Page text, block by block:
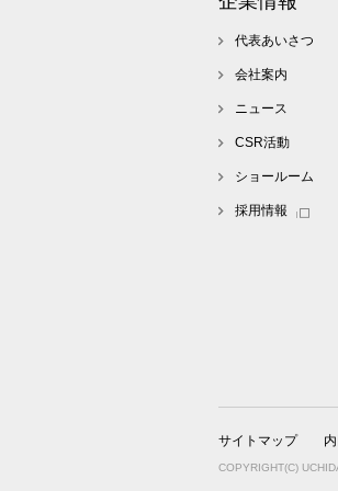
代表あいさつ
会社案内
ニュース
CSR活動
ショールーム
採用情報
サイトマップ
COPYRIGHT(C)